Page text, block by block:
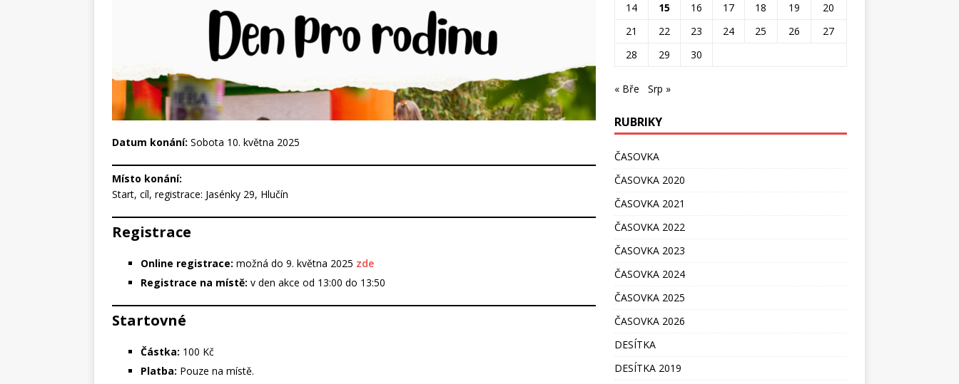
Datum konání: Sobota 10. května 2025
Místo konání:
Start, cíl, registrace: Jasénky 29, Hlučín
Registrace
Online registrace: možná do 9. května 2025 zde
Registrace na místě: v den akce od 13:00 do 13:50
Startovné
Částka: 100 Kč
Platba: Pouze na místě.
14
15 16 17 18 19
20
21
22 23 24 25 26
27
28
29 30
« Bře Srp »
RUBRIKY
ČASOVKA
ČASOVKA 2020
ČASOVKA 2021
ČASOVKA 2022
ČASOVKA 2023
ČASOVKA 2024
ČASOVKA 2025
ČASOVKA 2026
DESÍTKA
DESÍTKA 2019